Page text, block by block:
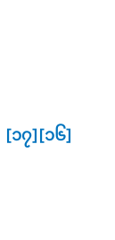
[၁၇][၁၆]